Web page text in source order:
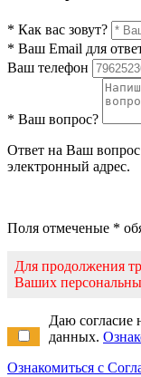
* Как вас зовут?
* Ваш Email для
Ваш телефон
* Ваш вопрос?
Ответ на Ваш
электронный адрес.
Поля отмеченые *
Для продолжения
Ваших
Даю согласие
данных.
Ознакомиться с